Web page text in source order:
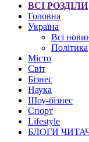
ВСІ РОЗДІЛИ
Головна
Україна
Всі
Політика
Місто
Світ
Бізнес
Наука
Шоу-бізнес
Спорт
Lifestyle
БЛОГИ